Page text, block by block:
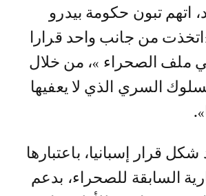
اتهم تبون حكومة بيدرو
من جانب واحد قرارا
ملف الصحراء »، من خلال
السري الذي لا يعفيها
قرار إسبانيا، باعتبارها
السابقة للصحراء، بدعم